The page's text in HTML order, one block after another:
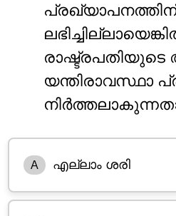
രാഷ്ട്രപതിയുടെ
യന്തിരാവസ്ഥാ
A എല്ലാം ശരി